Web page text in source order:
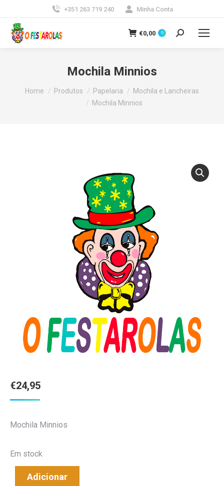
+351 263 719 240 Minha Conta
€0,00 0 Search:
Mochila Minnios
You are here:
Home Produtos Papelaria
Mochila e Lancheiras
Mochila Minnios
€24,95
Mochila Minnios
Em stock
Adicionar